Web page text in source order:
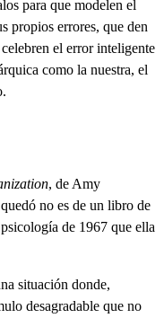
para que modelen el
propios errores, que den
el error inteligente
como la nuestra, el
, de Amy
no es de un libro de
de 1967 que ella
situación donde,
desagradable que no